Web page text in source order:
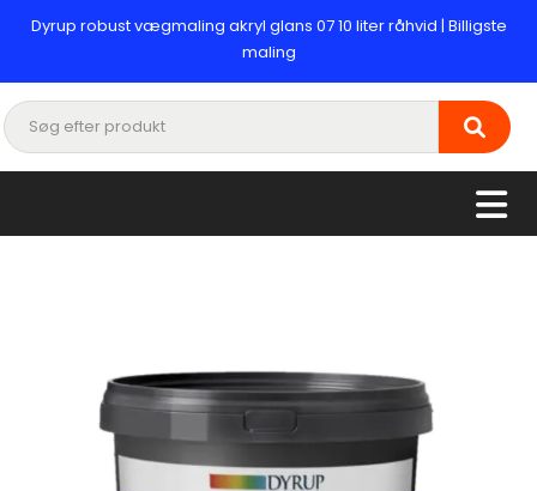
Dyrup robust vægmaling akryl glans 07 10 liter råhvid | Billigste
maling